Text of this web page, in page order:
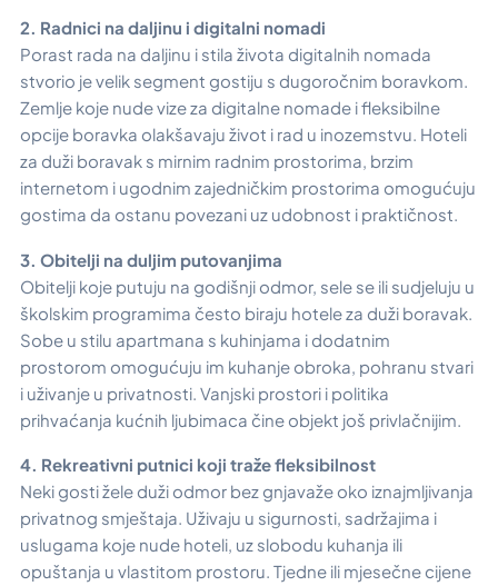
2. Radnici na daljinu i digitalni nomadi
Porast rada na daljinu i stila života digitalnih nomada
stvorio je velik segment gostiju s dugoročnim boravkom.
Zemlje koje nude vize za digitalne nomade i fleksibilne
opcije boravka olakšavaju život i rad u inozemstvu. Hoteli
za duži boravak s mirnim radnim prostorima, brzim
internetom i ugodnim zajedničkim prostorima omogućuju
gostima da ostanu povezani uz udobnost i praktičnost.
3. Obitelji na duljim putovanjima
Obitelji koje putuju na godišnji odmor, sele se ili sudjeluju u
školskim programima često biraju hotele za duži boravak.
Sobe u stilu apartmana s kuhinjama i dodatnim
prostorom omogućuju im kuhanje obroka, pohranu stvari
i uživanje u privatnosti. Vanjski prostori i politika
prihvaćanja kućnih ljubimaca čine objekt još privlačnijim.
4. Rekreativni putnici koji traže fleksibilnost
Neki gosti žele duži odmor bez gnjavaže oko iznajmljivanja
privatnog smještaja. Uživaju u sigurnosti, sadržajima i
uslugama koje nude hoteli, uz slobodu kuhanja ili
opuštanja u vlastitom prostoru. Tjedne ili mjesečne cijene